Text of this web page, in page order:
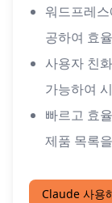
워드프레
공하여 효
사용자 친
가능하여
빠르고 효
제품 목록
Claude 사용